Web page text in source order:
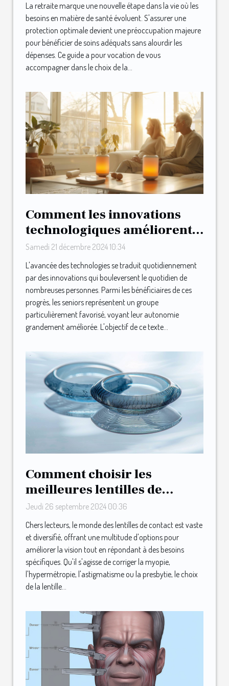
La retraite marque une nouvelle étape dans la vie où les
besoins en matière de santé évoluent. S'assurer une
protection optimale devient une préoccupation majeure
pour bénéficier de soins adéquats sans alourdir les
dépenses. Ce guide a pour vocation de vous
accompagner dans le choix de la...
Comment les innovations
technologiques améliorent
l'autonomie des seniors
Samedi 21 décembre 2024 10:34
L'avancée des technologies se traduit quotidiennement
par des innovations qui bouleversent le quotidien de
nombreuses personnes. Parmi les bénéficiaires de ces
progrès, les seniors représentent un groupe
particulièrement favorisé, voyant leur autonomie
grandement améliorée. L'objectif de ce texte...
Comment choisir les
meilleures lentilles de
contact pour vos besoins
Jeudi 26 septembre 2024 00:36
Chers lecteurs, le monde des lentilles de contact est vaste
et diversifié, offrant une multitude d'options pour
améliorer la vision tout en répondant à des besoins
spécifiques. Qu'il s'agisse de corriger la myopie,
l'hypermétropie, l'astigmatisme ou la presbytie, le choix
de la lentille...